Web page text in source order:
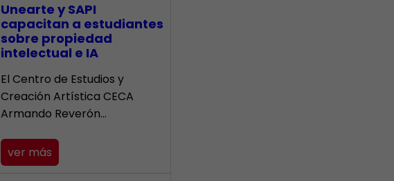
Unearte y SAPI
capacitan a estudiantes
sobre propiedad
intelectual e IA
El Centro de Estudios y
Creación Artística CECA
Armando Reverón…
ver más